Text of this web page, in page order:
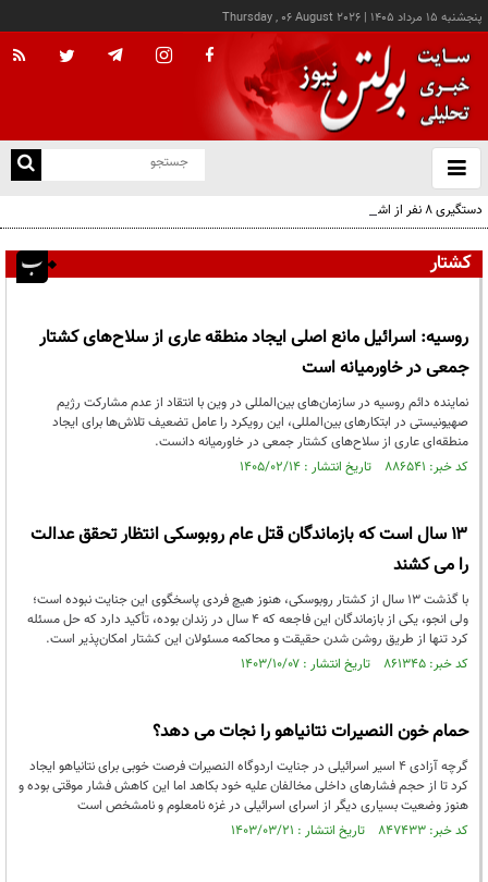
پنجشنبه ۱۵ مرداد ۱۴۰۵ |
Thursday , 06 August 2026
باز
و
دستگیری ۸ نفر از اشرار مسلح شاخص و مرتبطین گروهک‌های تروریستی
کشتار
روسیه: اسرائیل مانع اصلی ایجاد منطقه عاری از سلاح‌های کشتار
جمعی در خاورمیانه است
نماینده دائم روسیه در سازمان‌های بین‌المللی در وین با انتقاد از عدم مشارکت رژیم
صهیونیستی در ابتکارهای بین‌المللی، این رویکرد را عامل تضعیف تلاش‌ها برای ایجاد
منطقه‌ای عاری از سلاح‌های کشتار جمعی در خاورمیانه دانست.
کد خبر: ۸۸۶۵۴۱ تاریخ انتشار : ۱۴۰۵/۰۲/۱۴
۱۳ سال است که بازماندگان قتل عام روبوسکی انتظار تحقق عدالت
را می کشند
با گذشت ۱۳ سال از کشتار روبوسکی، هنوز هیچ فردی پاسخگوی این جنایت نبوده است؛
ولی انجو، یکی از بازماندگان این فاجعه که ۴ سال در زندان بوده، تأکید دارد که حل مسئله
کرد تنها از طریق روشن شدن حقیقت و محاکمه مسئولان این کشتار امکان‌پذیر است.
کد خبر: ۸۶۱۳۴۵ تاریخ انتشار : ۱۴۰۳/۱۰/۰۷
حمام خون النصیرات نتانیاهو را نجات می دهد؟
گرچه آزادی 4 اسیر اسرائیلی در جنایت اردوگاه النصیرات فرصت خوبی برای نتانیاهو ایجاد
کرد تا از حجم فشارهای داخلی مخالفان علیه خود بکاهد اما این کاهش فشار موقتی بوده و
هنوز وضعیت بسیاری دیگر از اسرای اسرائیلی در غزه نامعلوم و نامشخص است
کد خبر: ۸۴۷۴۳۳ تاریخ انتشار : ۱۴۰۳/۰۳/۲۱